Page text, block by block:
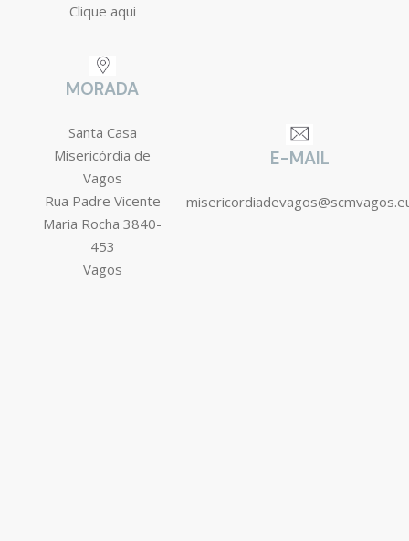
Clique aqui
MORADA
Santa Casa
Misericórdia de
Vagos
Rua Padre Vicente
Maria Rocha 3840-
453
Vagos
E-MAIL